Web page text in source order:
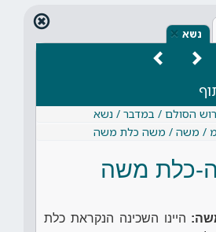
נשא ×
הסולם / במדבר / נשא
/ מ / משה / משה כלת משה
כלת משה
היינו השכינה הנקראת כלת